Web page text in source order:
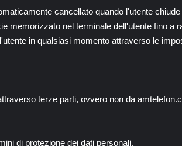
cancellato quando l'utente
memorizzato nel terminale dell'utente fino a
in qualsiasi momento attraverso le
terze parti, ovvero non da
di protezione dei dati personali.